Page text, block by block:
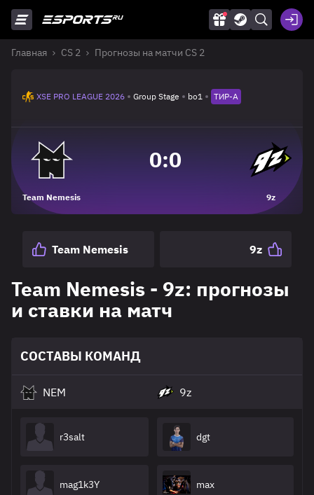
Главная CS 2 Прогнозы на матчи CS 2
XSE PRO LEAGUE 2026 Group Stage bo1 ТИР-A
Team Nemesis
0:0
9z
Team Nemesis 9z
Team Nemesis - 9z: прогнозы
и ставки на матч
СОСТАВЫ КОМАНД
NEM
r3salt
mag1k3Y
9z
dgt
max